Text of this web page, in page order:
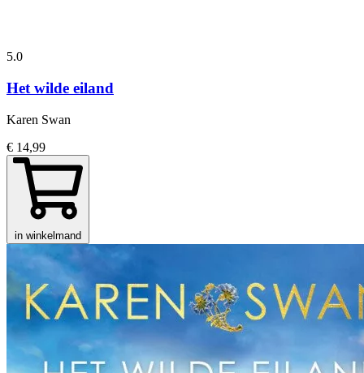
5.0
Het wilde eiland
Karen Swan
€ 14,99
in winkelmand